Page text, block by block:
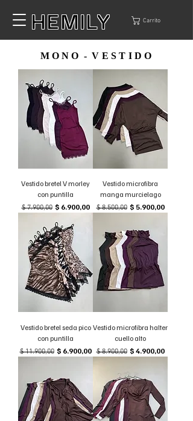
HEMILY Carrito
Vestido bretel V morley
con puntilla
Precio
$ 7.900,00 Precio de oferta
$ 6.900,00
Vestido microfibra
manga murcielago
Precio
$ 8.500,00 Precio de oferta
$ 5.900,00
Vestido bretel seda pico
con puntilla
Precio
$ 11.900,00 Precio de oferta
$ 6.900,00
Vestido microfibra halter
cuello alto
Precio
$ 8.900,00 Precio de oferta
$ 4.900,00
M O N O - V E S T I D O